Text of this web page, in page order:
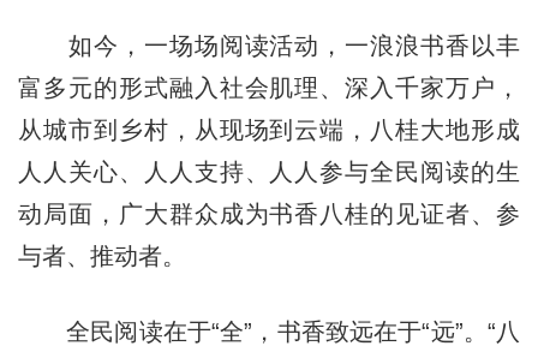
如今，一场场阅读活动，一浪浪书香以丰
富多元的形式融入社会肌理、深入千家万户，
从城市到乡村，从现场到云端，八桂大地形成
人人关心、人人支持、人人参与全民阅读的生
动局面，广大群众成为书香八桂的见证者、参
与者、推动者。
全民阅读在于“全”，书香致远在于“远”。“八